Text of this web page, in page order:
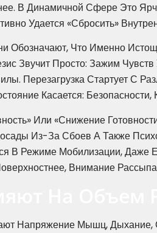
В Динамичной Сфере Это
Удается «сбросить»
Что Именно
Звучит Просто: Зажим
Перезагрузка Стартует С
Касается:
Или «снижение
Из-За Сбоев А Также
В Режиме Мобилизации, Даже
Внимание
Напряжение Мышц,